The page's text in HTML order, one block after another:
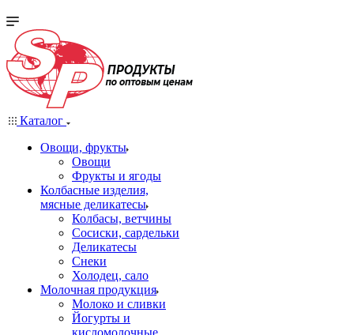
Каталог
Овощи, фрукты
Овощи
Фрукты и ягоды
Колбасные изделия,
мясные деликатесы
Колбасы, ветчины
Сосиски, сардельки
Деликатесы
Снеки
Холодец, сало
Молочная продукция
Молоко и сливки
Йогурты и
кисломолочные